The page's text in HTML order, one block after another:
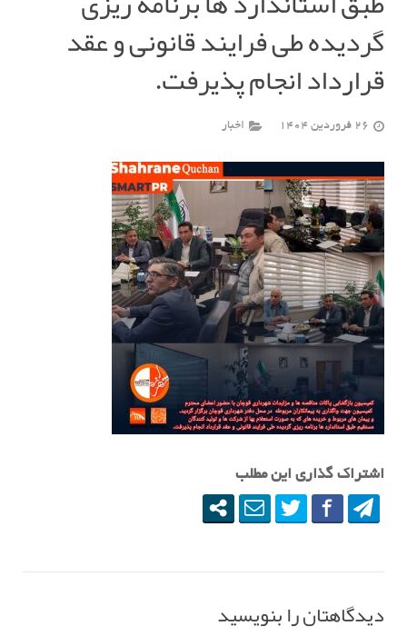
گردیده طی فرایند قانونی و عقد
قرارداد انجام پذیرفت.
26 فروردین 1404 اخبار
اشتراک گذاری این مطلب
دیدگاهتان را بنویسید